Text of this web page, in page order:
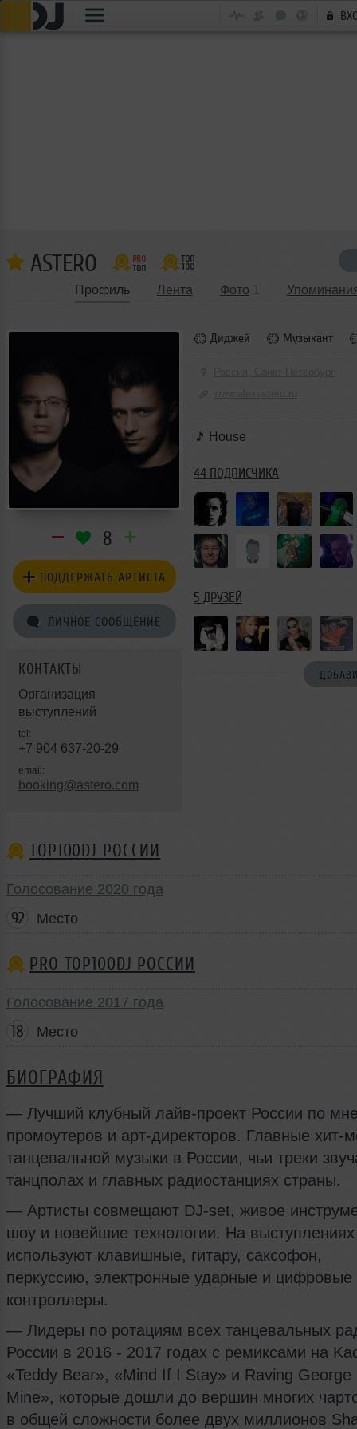
ASTERO
Профиль Лента Фото
8
ПОДДЕРЖАТЬ АРТИСТА
ЛИЧНОЕ СООБЩЕНИЕ
КОНТАКТЫ
Организация
выступлений
tel:
+7 904 637-20-29
email:
booking@astero.com
Диджей Музыкант
House
44 ПОДПИСЧИКА
5 ДРУЗЕЙ
TOP100DJ РОССИИ
Голосование 2020 года
92 Место
PRO TOP100DJ РОССИИ
Голосование 2017 года
18 Место
БИОГРАФИЯ
— Лучший клубный лайв-проект России по
промоутеров и арт-директоров. Главные хит-
танцевальной музыки в России, чьи треки
танцполах и главных радиостанциях страны.
— Артисты совмещают DJ-set, живое
шоу и новейшие технологии. На
используют клавишные, гитару, саксофон,
перкуссию, электронные ударные и цифровые
контроллеры.
— Лидеры по ротациям всех танцевальных
России в 2016 - 2017 годах с ремиксами на
«Teddy Bear», «Mind If I Stay» и Raving George
Mine», которые дошли до вершин многих
в общей сложности более двух миллионов